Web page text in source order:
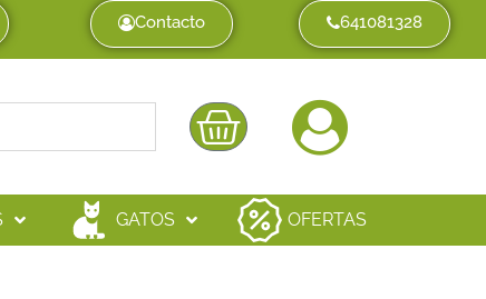
Contacto 641081328
GATOS OFERTAS